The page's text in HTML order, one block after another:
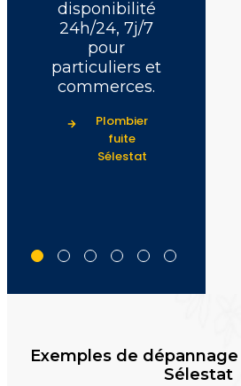
disponibilité
24h/24, 7j/7
pour
particuliers et
commerces.
Plombier
fuite
Sélestat
Exemples de
Sélestat